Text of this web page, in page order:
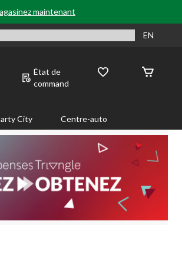
maintenant
EN
État de
command
City Centre-auto